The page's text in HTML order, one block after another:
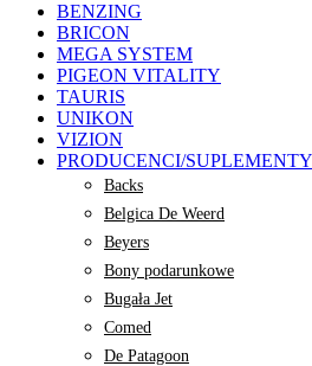
BENZING
BRICON
MEGA SYSTEM
PIGEON VITALITY
TAURIS
UNIKON
VIZION
PRODUCENCI/SUPLEMENTY
Backs
Belgica De Weerd
Beyers
Bony podarunkowe
Bugała Jet
Comed
De Patagoon